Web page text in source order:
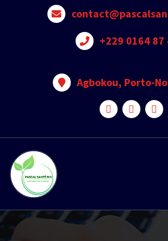
+229 0164 87
Agbokou, Porto-